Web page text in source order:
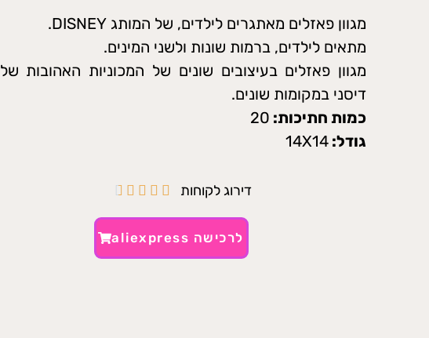
מגוון פאזלים מאתגרים לילדים, של המותג DISNEY.
מתאים לילדים, ברמות שונות ולשני המינים.
מגוון פאזלים בעיצובים שונים של המכוניות האהובות של
דיסני במקומות שונים.
כמות חתיכות: 20
גודל: 14X14
דירוג לקוחות 




לרכישה aliexpress